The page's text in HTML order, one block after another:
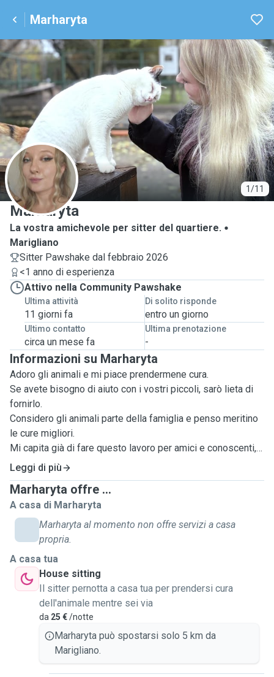
Marharyta
1/11
M
Marharyta
La vostra amichevole per sitter del quartiere.
Marigliano
Sitter Pawshake dal febbraio 2026
<1 anno di esperienza
Attivo nella Community Pawshake
Ultima attività
11 giorni fa
Di solito risponde
entro un giorno
Ultimo contatto
circa un mese fa
Ultima prenotazione
-
Informazioni su Marharyta
Adoro gli animali e mi piace prendermene cura.
Se avete bisogno di aiuto con i vostri piccoli, sarò lieta di
fornirlo.
Considero gli animali parte della famiglia e penso meritino
le cure migliori.
Mi capita già di fare questo lavoro per amici e conoscenti,
quindi non sono nuova in questo ambiente.
Ciò che considero fondamentale, è il rispetto reciproco.
In casa vostra, non toccherei nulla se non ciò che è
necessario.
Penso di potermi ritenere una persona affidabile e
responsabile.
Lavoro dalle 09:00 alle 18:00, quindi sono disponibile di
mattina fino alle 08:30 e la sera, dalle 18:00 in poi.
Sono disponibile per passeggiate, housesitting, andare a
trovarli una o due volte al giorno.
Disponibile anche per passeggiate lunghe (almeno la sera),
per cani che richiedono più di una semplice uscita per fare i
Leggi di più
Marharyta offre ...
A casa di Marharyta
Marharyta al momento non offre servizi a casa
propria.
A casa tua
House sitting
Il sitter pernotta a casa tua per prendersi cura
dell'animale mentre sei via
da 25 €/notte
Marharyta può spostarsi solo 5 km da
Marigliano.